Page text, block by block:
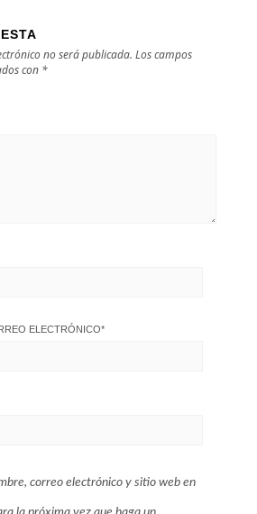
no será publicada. Los campos
con *
ELECTRÓNICO*
correo electrónico y sitio web en